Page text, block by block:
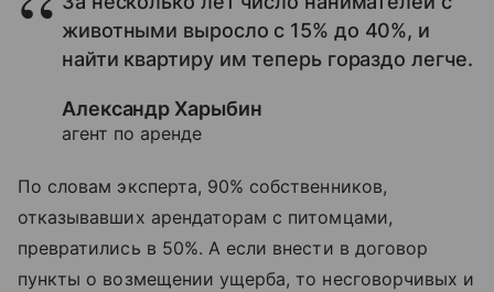
животными выросло с 15% до 40%, и
найти квартиру им теперь гораздо легче.
Александр Харыбин
агент по аренде
По словам эксперта, 90% собственников,
отказывавших арендаторам с питомцами,
превратились в 50%. А если внести в договор
пункты о возмещении ущерба, то несговорчивых и